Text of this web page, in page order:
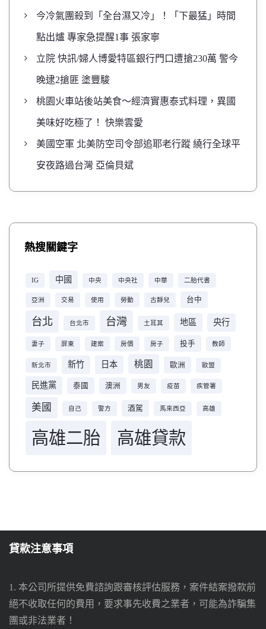
今冷氣團殺到「全台濕又冷」！「下最猛」時間
點出爐 專家急提醒1事 張家寧
立院 快訊/婦人博愛特區銀行門口遭搶230萬 警今
晚逮2搶匪 塗豐駿
桃園火車站後站美食～經濟實惠泰式料理，異國
美味好吃極了！ 快樂雲愛
美國空軍 北美防空司令部追耶老行蹤 繞行全球平
安夜路過台灣 亞倫貝斌
熱搜關鍵字
IG 中國 中央 中央社 中華 二胎代書
亞洲 交易 使用 勞動 古靜兒 台中
台北 台北市 台灣 土耳其 地區 央行
妻子 屏東 建案 房價 房子 投手 教師
新北市 新竹 日本 桃園 歐洲 歐盟
民進黨 泰國 澳洲 男友 疫苗 疾管署
美國 自己 警方 酒駕 馬來西亞 高雄
高雄二胎 高雄貸款
貸款注意事項
1. 本公司所提供免費諮詢跟審核評估服務，案件結案撥款前
絕不收取任何的費用，要求事先收費之業者，可能為詐騙集
團或非法業者！